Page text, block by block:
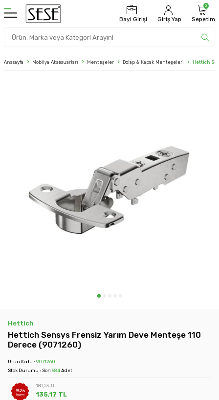
Bayi Girişi Giriş Yap
0
Sepetim
Anasayfa Mobilya Aksesuarları Menteşeler Dolap & Kapak Menteşeleri Hettich
Hettich
Hettich Sensys Frensiz Yarım Deve Menteşe 110
Derece (9071260)
Ürün Kodu : 9071260
Stok Durumu : Son 584Adet
%25
İndirim
180,23TL
135,17 TL